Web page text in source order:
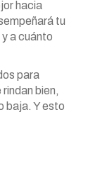
hacia
tu
a cuánto
para
bien,
baja. Y esto